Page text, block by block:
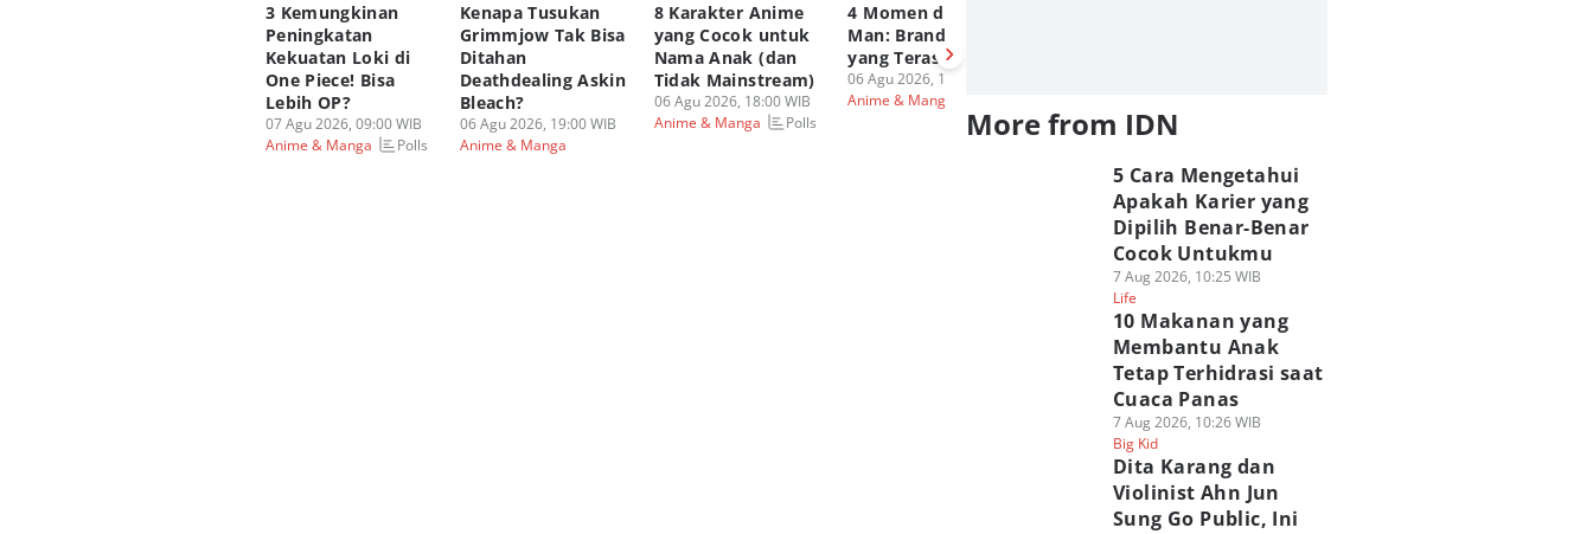
3 Kemungkinan
Peningkatan
Kekuatan Loki di
One Piece! Bisa
Lebih OP?
07 Agu 2026, 09:00 WIB
Anime & Manga
Polls
Kenapa Tusukan
Grimmjow Tak Bisa
Ditahan
Deathdealing Askin
Bleach?
06 Agu 2026, 19:00 WIB
Anime & Manga
8 Karakter Anime
yang Cocok untuk
Nama Anak (dan
Tidak Mainstream)
06 Agu 2026, 18:00 WIB
Anime & Manga
Polls
4 Momen di Spider-
Man: Brand New Day
yang Terasa Ganjil
06 Agu 2026, 15:00 WIB
Anime & Manga
06 Agu 2026, 14:00 WIB
More from IDN
5 Cara Mengetahui
Apakah Karier yang
Dipilih Benar-Benar
Cocok Untukmu
7 Aug 2026, 10:25 WIB
Life
10 Makanan yang
Membantu Anak
Tetap Terhidrasi saat
Cuaca Panas
7 Aug 2026, 10:26 WIB
Big Kid
Dita Karang dan
Violinist Ahn Jun
Sung Go Public, Ini